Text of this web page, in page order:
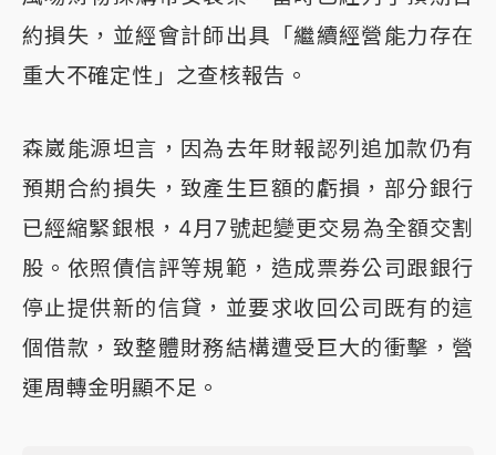
約損失，並經會計師出具「繼續經營能力存在
重大不確定性」之查核報告。
森崴能源坦言，因為去年財報認列追加款仍有
預期合約損失，致產生巨額的虧損，部分銀行
已經縮緊銀根，4月7號起變更交易為全額交割
股。依照債信評等規範，造成票券公司跟銀行
停止提供新的信貸，並要求收回公司既有的這
個借款，致整體財務結構遭受巨大的衝擊，營
運周轉金明顯不足。